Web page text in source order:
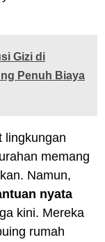
Gizi di
Penuh Biaya
lingkungan
memang
Namun,
nyata
kini. Mereka
rumah